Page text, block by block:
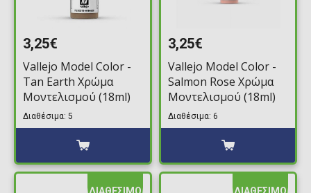
3,25€
Vallejo Model Color -
Tan Earth Χρώμα
Μοντελισμού (18ml)
Διαθέσιμα: 5
3,25€
Vallejo Model Color -
Salmon Rose Χρώμα
Μοντελισμού (18ml)
Διαθέσιμα: 6
ΔΙΑΘΕΣΙΜΟ ΔΙΑΘΕΣΙΜΟ